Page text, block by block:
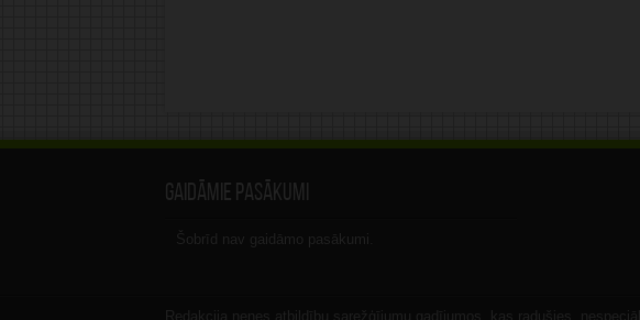
Gaidāmie pasākumi
Šobrīd nav gaidāmo pasākumi.
Redakcija nenes atbildību sarežģījumu gadījumos, kas radušies,